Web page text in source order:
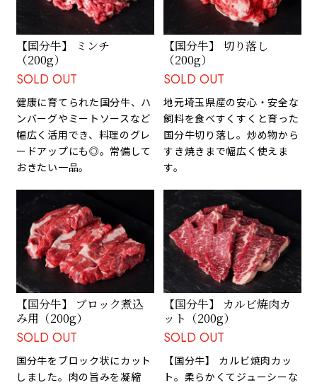
【国分牛】 ミンチ
（200g）
SOLD OUT
健康に育てられた国分牛、ハ
ンバーグやミートソースなど
幅広く活用でき、料理のグレ
ードアップにも◎。常備して
おきたい一品。
【国分牛】 切り落し
（200g）
SOLD OUT
地元埼玉県産の安心・安全な
飼料を食べすくすくと育った
国分牛切り落し。炒め物から
すき焼きまで幅広く使えま
す。
【国分牛】 ブロック煮込
み用（200g）
SOLD OUT
国分牛をブロック状にカット
しました。肉の旨みを凝縮
【国分牛】 カルビ焼肉カ
ット（200g）
SOLD OUT
【国分牛】 カルビ焼肉カッ
ト。柔らかくてジューシーな